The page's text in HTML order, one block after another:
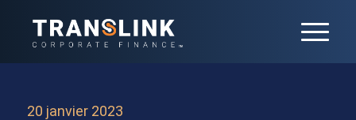
20 janvier 2023